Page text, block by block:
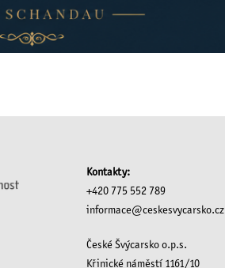
Kontakty:
+420 775 552 789
informace@ceskesvycarsko.cz
České Švýcarsko o.p.s.
Křinické náměstí 1161/10